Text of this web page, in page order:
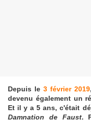
Depuis le 3 février 2019
devenu également un
Et il y a 5 ans, c'était
Damnation de Faust.